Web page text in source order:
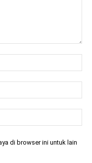
di browser ini untuk lain